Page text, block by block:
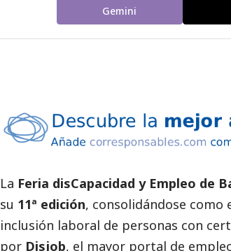
Gemini
La Feria disCapacidad y Empleo de
su 11ª edición, consolidándose como
inclusión laboral de personas con
por Disjob, el mayor portal de